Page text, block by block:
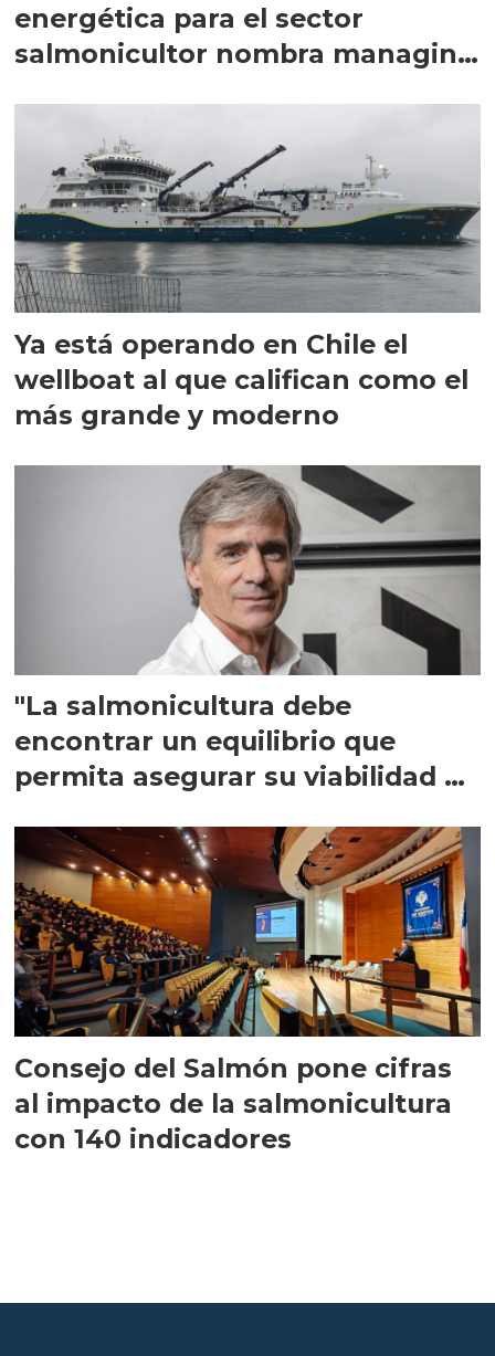
energética para el sector
salmonicultor nombra managing
Ya está operando en Chile el
wellboat al que califican como el
más grande y moderno
"La salmonicultura debe
encontrar un equilibrio que
permita asegurar su viabilidad de
Consejo del Salmón pone cifras
al impacto de la salmonicultura
con 140 indicadores